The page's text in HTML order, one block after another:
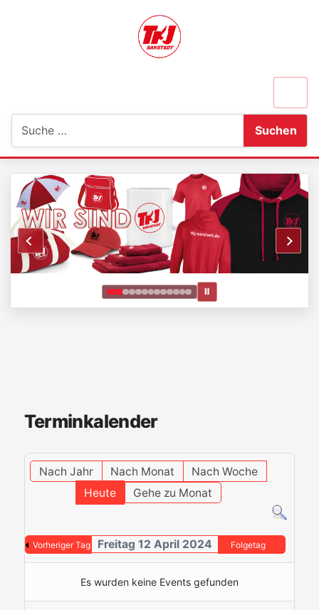
Suchen
Ⅱ
Terminkalender
Nach Jahr Nach Monat
Nach Woche
Heute
Gehe zu Monat
Vorheriger Tag Freitag 12 April 2024 Folgetag
Es wurden keine Events gefunden